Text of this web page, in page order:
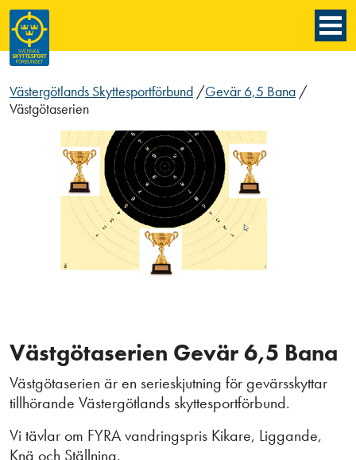
Västergötlands Skyttesportförbund /Gevär 6,5 Bana /
Västgötaserien
Västgötaserien Gevär 6,5 Bana
Västgötaserien är en serieskjutning för gevärsskyttar
tillhörande Västergötlands skyttesportförbund.
Vi tävlar om FYRA vandringspris Kikare, Liggande,
Knä och Ställning.